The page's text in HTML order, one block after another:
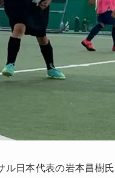
ル日本代表の岩本昌樹